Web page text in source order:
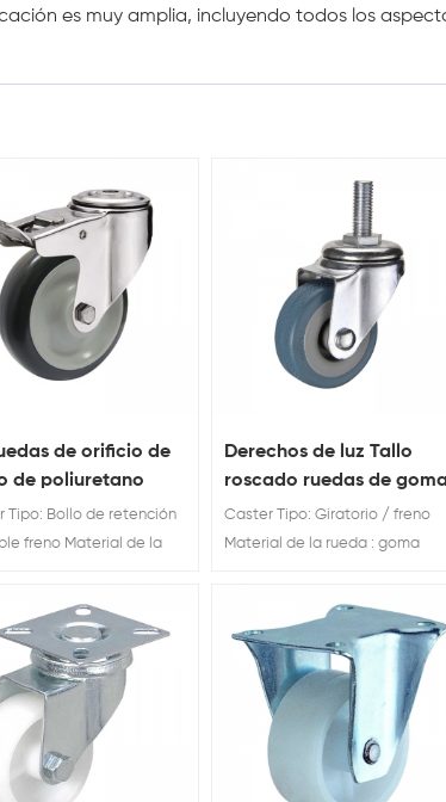
es muy amplia, incluyendo todos los
de orificio de
de poliuretano
total girar
Tipo: Bollo de retención
freno Material de la
4''5 '' Cargar
80 / 100 kg
Derechos de luz Tallo
roscado ruedas de goma
Caster Tipo: Giratorio / freno
Material de la rueda : goma